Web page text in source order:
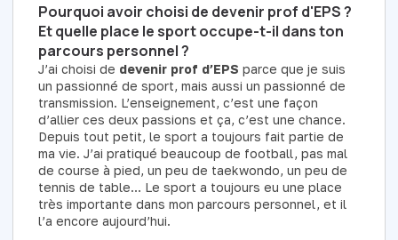
Pourquoi avoir choisi de devenir prof d'EPS ?
Et quelle place le sport occupe-t-il dans ton
parcours personnel ?
J’ai choisi de devenir prof d’EPS parce que je suis
un passionné de sport, mais aussi un passionné de
transmission. L’enseignement, c’est une façon
d’allier ces deux passions et ça, c’est une chance.
Depuis tout petit, le sport a toujours fait partie de
ma vie. J’ai pratiqué beaucoup de football, pas mal
de course à pied, un peu de taekwondo, un peu de
tennis de table… Le sport a toujours eu une place
très importante dans mon parcours personnel, et il
l’a encore aujourd’hui.